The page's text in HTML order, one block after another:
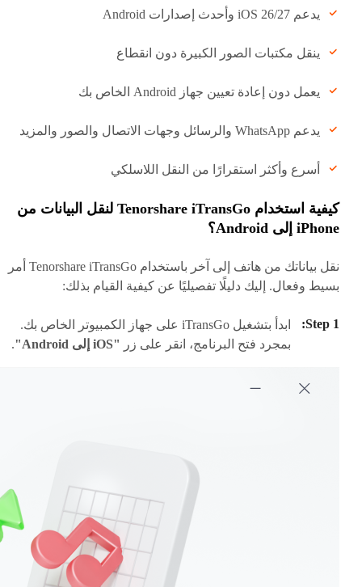
يدعم iOS 26/27 وأحدث إصدارات Android
ينقل مكتبات الصور الكبيرة دون انقطاع
يعمل دون إعادة تعيين جهاز Android الخاص بك
يدعم WhatsApp والرسائل وجهات الاتصال والصور والمزيد
أسرع وأكثر استقرارًا من النقل اللاسلكي
كيفية استخدام Tenorshare iTransGo لنقل البيانات من
iPhone إلى Android؟
نقل بياناتك من هاتف إلى آخر باستخدام Tenorshare iTransGo أمر
بسيط وفعال. إليك دليلًا تفصيليًا عن كيفية القيام بذلك:
ابدأ بتشغيل iTransGo على جهاز الكمبيوتر الخاص بك.
بمجرد فتح البرنامج، انقر على زر
"iOS إلى Android" .